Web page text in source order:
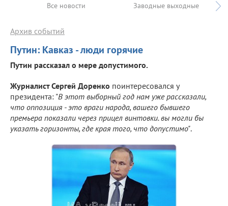
Все новости Заводные выходные
Путин: Кавказ - люди горячие
Архив событий
Путин рассказал о мере допустимого.
Журналист Сергей Доренко поинтересовался у
президента: "В этот выборный год нам уже рассказали,
что оппозиция - это враги народа, вашего бывшего
премьера показали через прицел винтовки. вы могли бы
указать горизонты, где края того, что допустимо".